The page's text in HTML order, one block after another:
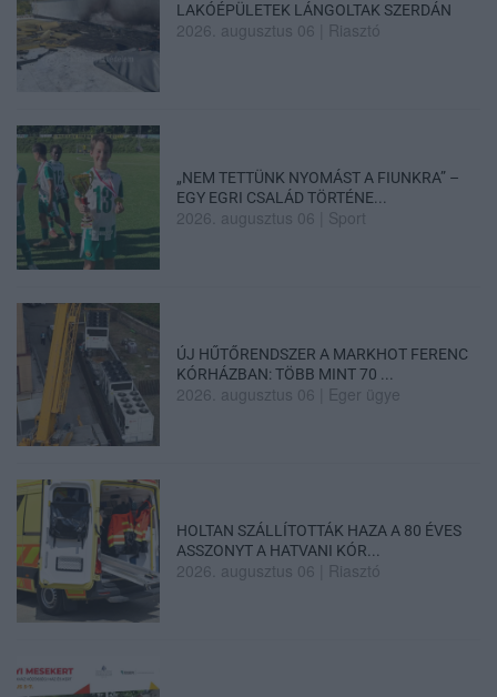
LAKÓÉPÜLETEK LÁNGOLTAK SZERDÁN
2026. augusztus 06 Riasztó
„NEM TETTÜNK NYOMÁST A FIUNKRA” –
EGY EGRI CSALÁD TÖRTÉNE...
2026. augusztus 06 Sport
ÚJ HŰTŐRENDSZER A MARKHOT FERENC
KÓRHÁZBAN: TÖBB MINT 70 ...
2026. augusztus 06 Eger ügye
HOLTAN SZÁLLÍTOTTÁK HAZA A 80 ÉVES
ASSZONYT A HATVANI KÓR...
2026. augusztus 06 Riasztó